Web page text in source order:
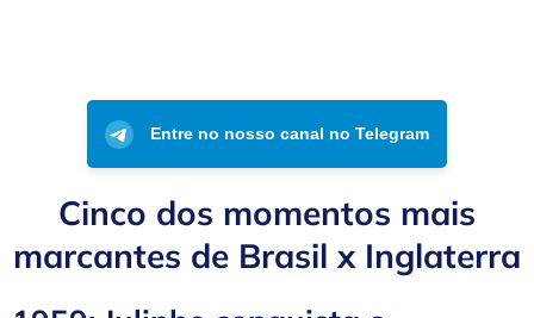
Entre no nosso canal no Telegram
Cinco dos momentos mais
marcantes de Brasil x Inglaterra